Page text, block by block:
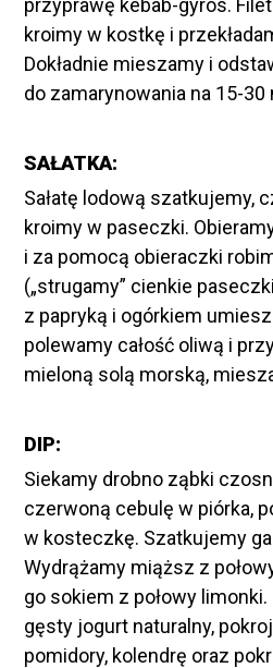
przyprawę kebab-gyros.
kroimy w kostkę i
Dokładnie mieszamy i
do zamarynowania na 15-30
SAŁATKA:
Sałatę lodową szatkujemy,
kroimy w paseczki.
i za pomocą obieraczki
(„strugamy” cienkie
z papryką i ogórkiem
polewamy całość oliwą i
mieloną solą morską,
DIP:
Siekamy drobno ząbki
czerwoną cebulę w piórka,
w kosteczkę. Szatkujemy
Wydrążamy miąższ z
go sokiem z połowy
gęsty jogurt naturalny,
pomidory, kolendrę oraz